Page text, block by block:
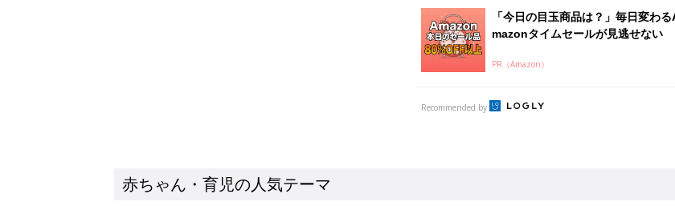
「今日の目玉商品は？」毎日変わる
mazonタイムセールが見逃せない
PR（Amazon）
Recommended by
赤ちゃん・育児の人気テーマ